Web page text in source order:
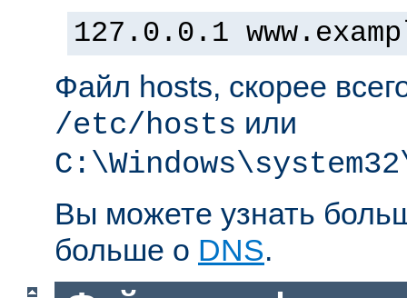
127.0.0.1
Файл hosts, скорее
/etc/hosts или
Вы можете узнать
больше о DNS.